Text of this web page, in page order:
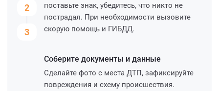
2
3
поставьте знак, убедитесь, что никто не
пострадал. При необходимости вызовите
скорую помощь и ГИБДД.
Соберите документы и данные
Сделайте фото с места ДТП, зафиксируйте
повреждения и схему происшествия.